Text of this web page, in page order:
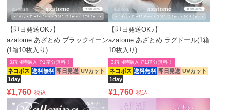
【即日発送OK♪】
azatome あざとめ ブラックイーン
(1箱10枚入り)
ネコポス 送料無料 即日発送 UVカット
1day
3箱同時購入で1箱分無料！
¥1,760 税込
【即日発送OK♪】
azatome あざとめ ラグドール(1箱
10枚入り)
ネコポス 送料無料 即日発送 UVカット
1day
3箱同時購入で1箱分無料！
¥1,760 税込